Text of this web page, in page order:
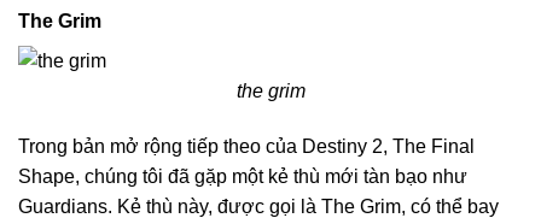
The Grim
the grim
Trong bản mở rộng tiếp theo của Destiny 2, The Final
Shape, chúng tôi đã gặp một kẻ thù mới tàn bạo như
Guardians. Kẻ thù này, được gọi là The Grim, có thể bay